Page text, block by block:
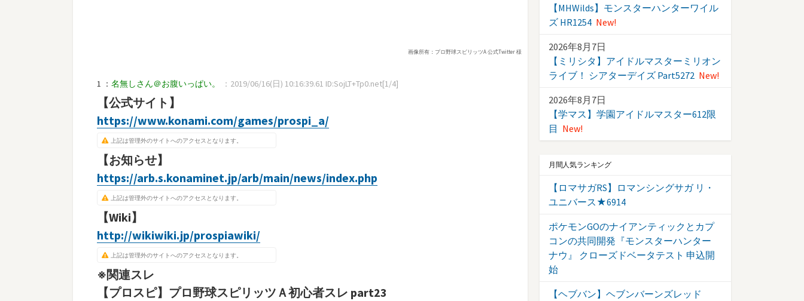
画像所有：プロ野球スピリッツA 公式Twitter 様
1 ： 名無しさん＠お腹いっぱい。 ：2019/06/16(日) 10:16:39.61 ID:SojLT+Tp0.net[1/4]
【公式サイト】
https://www.konami.com/games/prospi_a/
上記は管理外のサイトへのアクセスとなります。
【お知らせ】
https://arb.s.konaminet.jp/arb/main/news/index.php
上記は管理外のサイトへのアクセスとなります。
【Wiki】
http://wikiwiki.jp/prospiawiki/
上記は管理外のサイトへのアクセスとなります。
※関連スレ
【プロスピ】プロ野球スピリッツＡ初心者スレ part23
【MHWilds】モンスターハンターワイル
ズ HR1254 New!
2026年8月7日
【ミリシタ】アイドルマスターミリオン
ライブ！ シアターデイズ Part5272 New!
2026年8月7日
【学マス】学園アイドルマスター612限
目 New!
月間人気ランキング
【ロマサガRS】ロマンシングサガ リ・
ユニバース★6914
ポケモンGOのナイアンティックとカプ
コンの共同開発『モンスターハンター
ナウ』 クローズドベータテスト 申込開
始
【ヘブバン】ヘブンバーンズレッド